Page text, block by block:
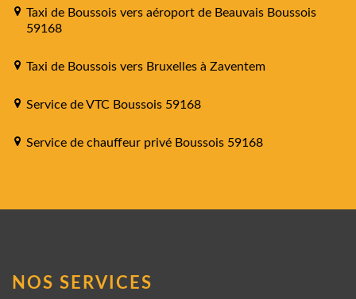
Taxi de Boussois vers aéroport de Beauvais Boussois
59168
Taxi de Boussois vers Bruxelles à Zaventem
Service de VTC Boussois 59168
Service de chauffeur privé Boussois 59168
NOS SERVICES